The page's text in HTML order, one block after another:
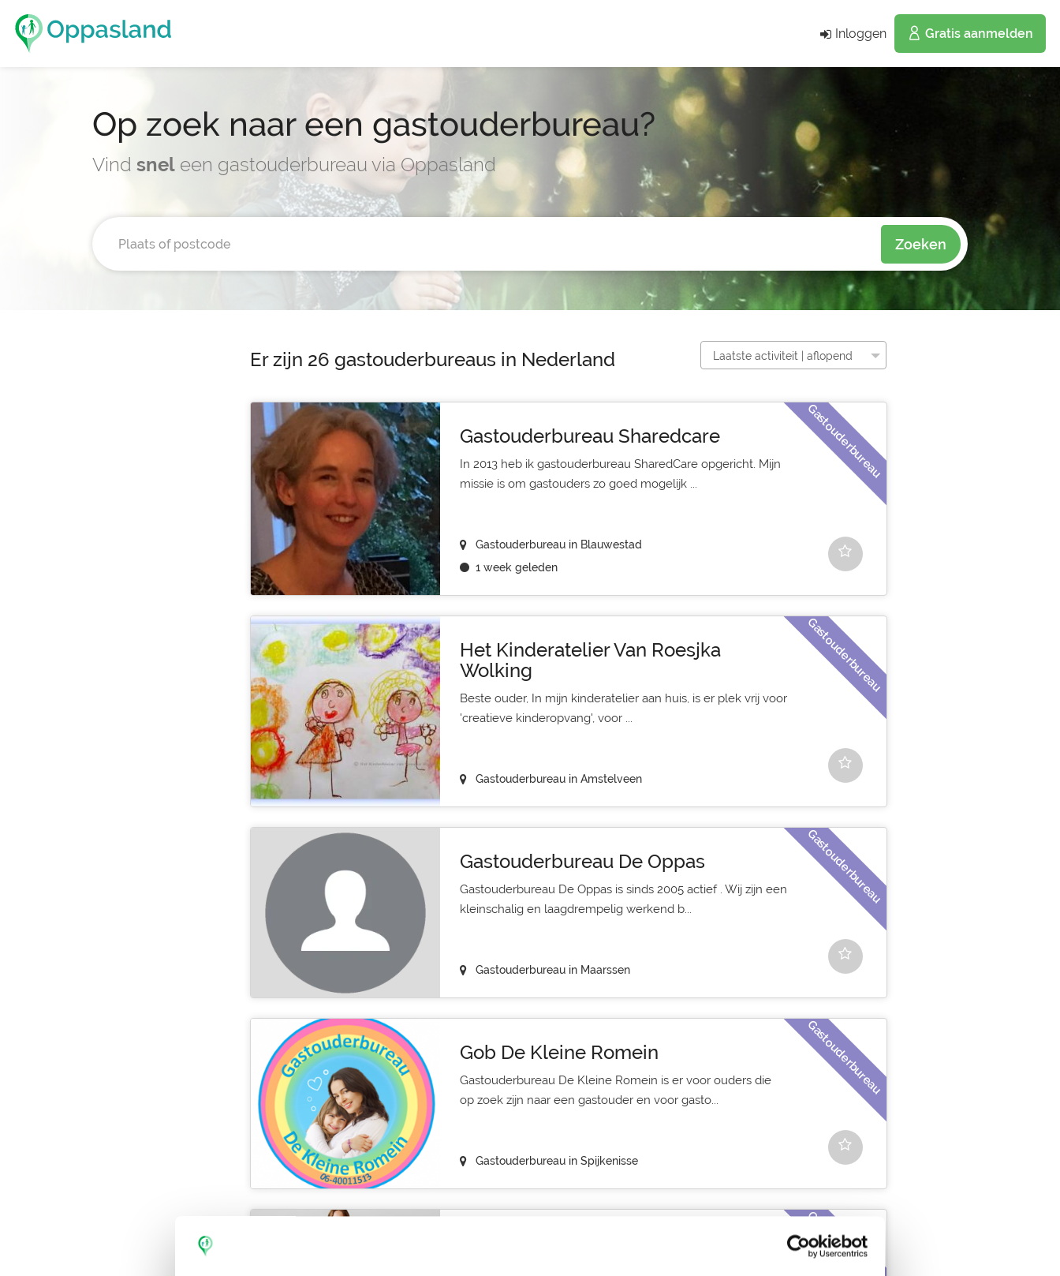
Inloggen Gratis aanmelden
Op zoek naar een gastouderbureau?
Vind snel een gastouderbureau via Oppasland
Zoeken
Er zijn 26 gastouderbureaus in Nederland Laatste activiteit | aflopend
Gastouderbureau Sharedcare
In 2013 heb ik gastouderbureau SharedCare opgericht. Mijn
missie is om gastouders zo goed mogelijk ...
Gastouderbureau in Blauwestad
1 week geleden
Gastouderbureau
Het Kinderatelier Van Roesjka
Wolking
Beste ouder, In mijn kinderatelier aan huis, is er plek vrij voor
'creatieve kinderopvang', voor ...
Gastouderbureau in Amstelveen
Gastouderbureau
Gastouderbureau De Oppas
Gastouderbureau De Oppas is sinds 2005 actief . Wij zijn een
kleinschalig en laagdrempelig werkend b...
Gastouderbureau in Maarssen
Gastouderbureau
Gob De Kleine Romein
Gastouderbureau De Kleine Romein is er voor ouders die
op zoek zijn naar een gastouder en voor gasto...
Gastouderbureau in Spijkenisse
Gastouderbureau
Gastouderbureau